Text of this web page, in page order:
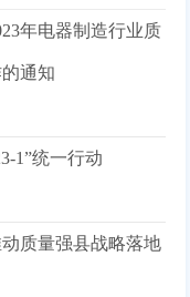
年电器制造行业质
通知
1”统一行动
质量强县战略落地